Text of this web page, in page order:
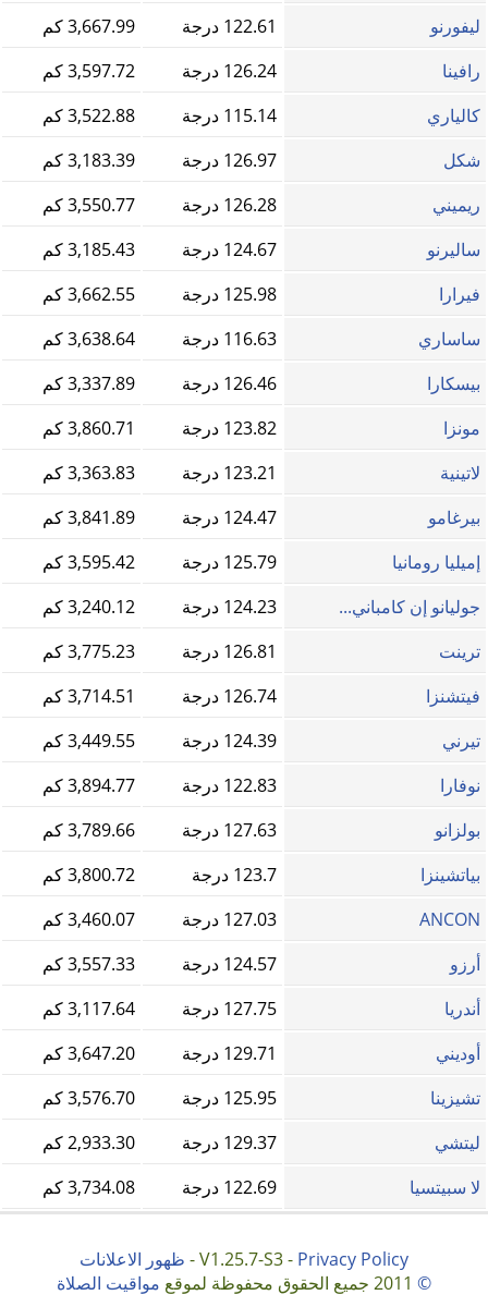
ليفورنو
122.61 درجة
3,667.99 كم
رافينا
126.24 درجة
3,597.72 كم
كالياري
115.14 درجة
3,522.88 كم
شكل
126.97 درجة
3,183.39 كم
ريميني
126.28 درجة
3,550.77 كم
ساليرنو
124.67 درجة
3,185.43 كم
فيرارا
125.98 درجة
3,662.55 كم
ساساري
116.63 درجة
3,638.64 كم
بيسكارا
126.46 درجة
3,337.89 كم
مونزا
123.82 درجة
3,860.71 كم
لاتينية
123.21 درجة
3,363.83 كم
بيرغامو
124.47 درجة
3,841.89 كم
إميليا رومانيا
125.79 درجة
3,595.42 كم
جوليانو إن كامباني...
124.23 درجة
3,240.12 كم
ترينت
126.81 درجة
3,775.23 كم
فيتشنزا
126.74 درجة
3,714.51 كم
تيرني
124.39 درجة
3,449.55 كم
نوفارا
122.83 درجة
3,894.77 كم
بولزانو
127.63 درجة
3,789.66 كم
بياتشينزا
123.7 درجة
3,800.72 كم
ANCON
127.03 درجة
3,460.07 كم
أرزو
124.57 درجة
3,557.33 كم
أندريا
127.75 درجة
3,117.64 كم
أوديني
129.71 درجة
3,647.20 كم
تشيزينا
125.95 درجة
3,576.70 كم
ليتشي
129.37 درجة
2,933.30 كم
لا سبيتسيا
122.69 درجة 3,734.08 كم
V1.25.7-S3 - Privacy Policy
- ظهور الاعلانات
©
مواقيت الصلاة